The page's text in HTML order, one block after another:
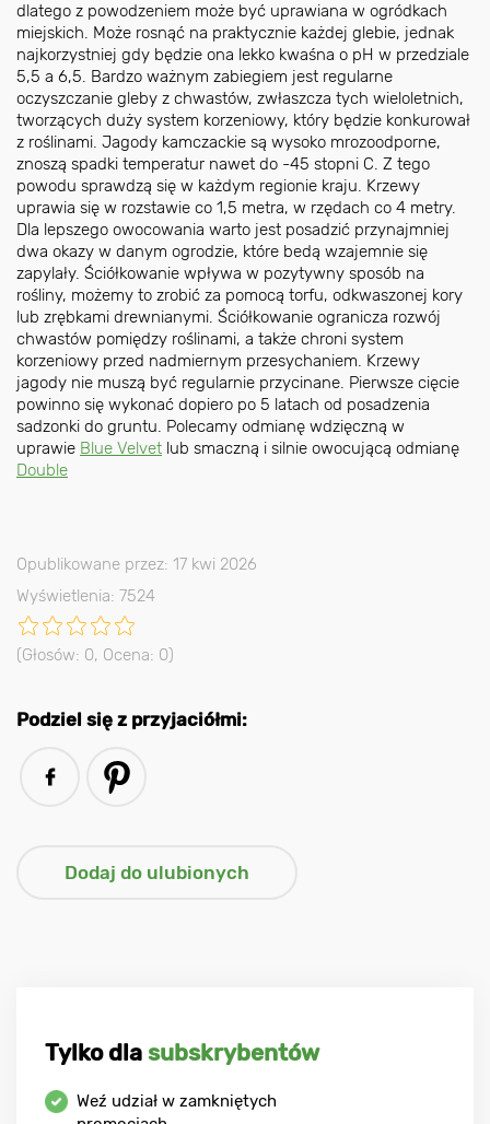
dlatego z powodzeniem może być uprawiana w ogródkach
miejskich. Może rosnąć na praktycznie każdej glebie, jednak
najkorzystniej gdy będzie ona lekko kwaśna o pH w przedziale
5,5 a 6,5. Bardzo ważnym zabiegiem jest regularne
oczyszczanie gleby z chwastów, zwłaszcza tych wieloletnich,
tworzących duży system korzeniowy, który będzie konkurował
z roślinami. Jagody kamczackie są wysoko mrozoodporne,
znoszą spadki temperatur nawet do -45 stopni C. Z tego
powodu sprawdzą się w każdym regionie kraju. Krzewy
uprawia się w rozstawie co 1,5 metra, w rzędach co 4 metry.
Dla lepszego owocowania warto jest posadzić przynajmniej
dwa okazy w danym ogrodzie, które bedą wzajemnie się
zapylały. Ściółkowanie wpływa w pozytywny sposób na
rośliny, możemy to zrobić za pomocą torfu, odkwaszonej kory
lub zrębkami drewnianymi. Ściółkowanie ogranicza rozwój
chwastów pomiędzy roślinami, a także chroni system
korzeniowy przed nadmiernym przesychaniem. Krzewy
jagody nie muszą być regularnie przycinane. Pierwsze cięcie
powinno się wykonać dopiero po 5 latach od posadzenia
sadzonki do gruntu. Polecamy odmianę wdzięczną w
uprawie Blue Velvet lub smaczną i silnie owocującą odmianę
Double
Opublikowane przez: 17 kwi 2026
Wyświetlenia: 7524
(Głosów: 0, Ocena: 0)
Podziel się z przyjaciółmi:
Tylko dla subskrybentów
Weź udział w zamkniętych